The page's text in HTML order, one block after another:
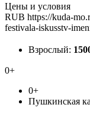
Цены и условия
RUB https://kuda-
festivala-iskusstv-
Взрослый:
0+
0+
Пушкинская